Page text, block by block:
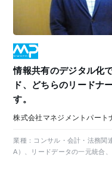
情報共有のデジタル化
ド、どちらのリードナ
す。
株式会社マネジメントパート
業種： コンサル・会計・法務関
A）、リードデータの一元統合